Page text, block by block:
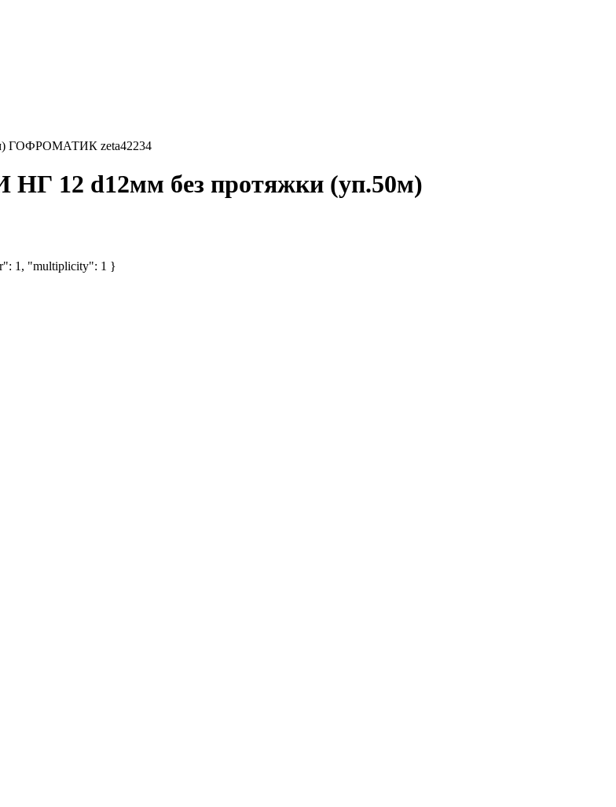
ГОФРОМАТИК zeta42234
12 d12мм без протяжки (уп.50м)
1, "multiplicity": 1 }